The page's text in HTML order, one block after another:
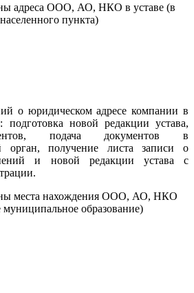
адреса ООО, АО, НКО в уставе (в
пункта)
о юридическом адресе компании в
новой редакции устава,
подача документов в
орган, получение листа записи о
и новой редакции устава с
места нахождения ООО, АО, НКО
муниципальное образование)